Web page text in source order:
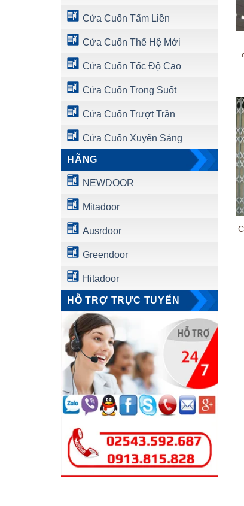
Cửa Cuốn Tấm Liền
Cửa Cuốn Thế Hệ Mới
Cửa Cuốn Tốc Độ Cao
Cửa Cuốn Trong Suốt
Cửa Cuốn Trượt Trần
Cửa Cuốn Xuyên Sáng
HÃNG
NEWDOOR
Mitadoor
Ausrdoor
Greendoor
Hitadoor
HỖ TRỢ TRỰC TUYẾN